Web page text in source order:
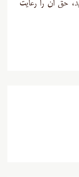
حقّ آن را رعایت